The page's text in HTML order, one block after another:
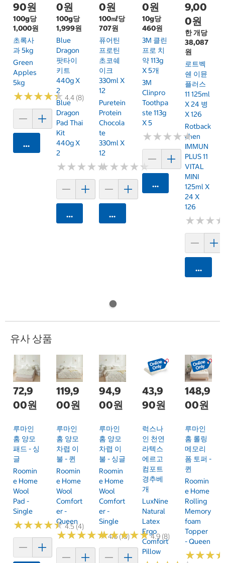
90원
100g당
1,000원
초록사
과 5kg
Green
Apples
5kg
★★★★★
★★★★★ 4.4 (8)
카트에 담기
0원
100g당
1,999원
Blue
Dragon
팟타이
키트
440g X
2
Blue
Dragon
Pad Thai
Kit
440g X
2
★★★★★
★★★★★
카트에 담기
0원
100㎖당
707원
퓨어틴
프로틴
초코쉐
이크
330ml X
12
Puretein
Protein
Chocola
Te
330ml X
12
★★★★★
★★★★★
카트에 담기
0원
10g당
460원
3M 클린
프로 치
약 113g
X 5개
3M
Clinpro
Toothpa
Ste 113g
X 5
★★★★★
★★★★★
카트에 담기
9,00
0원
한 개당
38,087
원
로트벡
쉔 이뮨
플러스
11 125ml
X 24 병
X 126
Rotback
Chen
IMMUN
PLUS 11
VITAL
MINI
125ml X
24 X
126
★★★
★★★
카트에
유사 상품
72,9
00원
루마인
홈 양모
패드 - 싱
글
Roomin
E Home
Wool
Pad -
Single
★★★★★
★★★★★4.5 (4)
119,9
00원
루마인
홈 양모
차렵 이
불 - 퀸
Roomin
E Home
Wool
Comfort
Er -
Queen
★★★★★
★★★★★4.6 (10)
94,9
00원
루마인
홈 양모
차렵 이
불 - 싱글
Roomin
E Home
Wool
Comfort
Er -
Single
★★★★★
★★★★★4.9 (8)
43,9
90원
럭스나
인 천연
라텍스
에르고
컴포트
경추베
개
LuxNine
Natural
Latex
Ergo
Comfort
Pillow
148,9
00원
루마인
홈 롤링
메모리
폼 토퍼 -
퀸
Roomin
E Home
Rolling
Memory
Foam
Topper
- Queen
★★★
★★★